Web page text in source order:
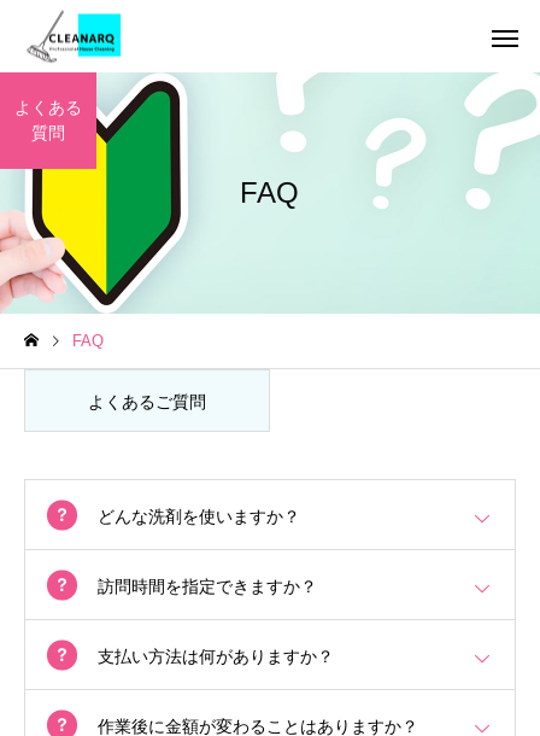
引っ越し前後まるごと
レンジフードクリーニ
ング
ハウスクリーニング
年1回は必ず掃除したい場
所リスト10選｜放置すると
危険な家の汚れと家庭にあ
水垢が洗剤で落ちない
FAQ
よくある
質問
FAQ
よくあるご質問
どんな洗剤を使いますか？
訪問時間を指定できますか？
支払い方法は何がありますか？
作業後に金額が変わることはありますか？